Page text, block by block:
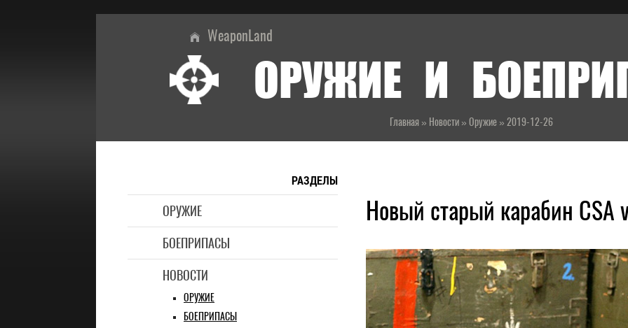
WeaponLand
ОРУЖИЕ И
Главная» Новости» Оружие» 2019-12-26
РАЗДЕЛЫ
ОРУЖИЕ
БОЕПРИПАСЫ
НОВОСТИ
ОРУЖИЕ
БОЕПРИПАСЫ
Новый старый карабин CSA